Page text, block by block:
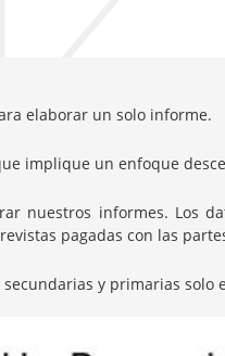
elaborar un solo informe.
implique un enfoque
nuestros informes. Los
pagadas con las
y primarias solo